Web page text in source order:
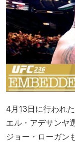
4月13日に行われ
エル・アデサンヤ
ジョー・ローガン